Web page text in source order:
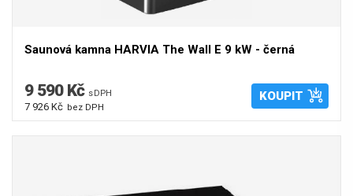
Saunová kamna HARVIA The Wall E 9 kW - černá
9 590 Kč s DPH
7 926 Kč bez DPH
KOUPIT